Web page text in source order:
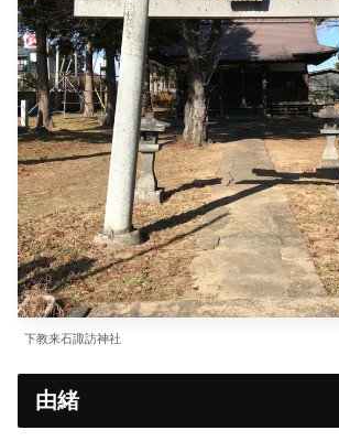
下教来石諏訪神社
由緒